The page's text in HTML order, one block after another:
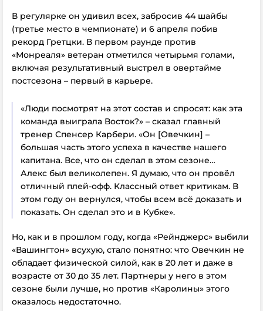
В регулярке он удивил всех, забросив 44 шайбы
(третье место в чемпионате) и 6 апреля побив
рекорд Гретцки. В первом раунде против
«Монреаля» ветеран отметился четырьмя голами,
включая результативный выстрел в овертайме
постсезона – первый в карьере.
«Люди посмотрят на этот состав и спросят: как эта
команда выиграла Восток?» – сказал главный
тренер Спенсер Карбери. «Он [Овечкин] –
большая часть этого успеха в качестве нашего
капитана. Все, что он сделал в этом сезоне…
Алекс был великолепен. Я думаю, что он провёл
отличный плей-офф. Классный ответ критикам. В
этом году он вернулся, чтобы всем всё доказать и
показать. Он сделал это и в Кубке».
Но, как и в прошлом году, когда «Рейнджерс» выбили
«Вашингтон» всухую, стало понятно: что Овечкин не
обладает физической силой, как в 20 лет и даже в
возрасте от 30 до 35 лет. Партнеры у него в этом
сезоне были лучше, но против «Каролины» этого
оказалось недостаточно.